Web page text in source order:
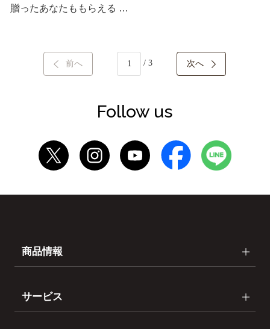
贈ったあなたももらえる ​
LINEギフト限定！タリーズデジタルギフト3,000円分を贈
ると、自分も500円分のギフトチケットがもらえるキャン
前へ / 3 次へ
Follow us
商品情報
サービス